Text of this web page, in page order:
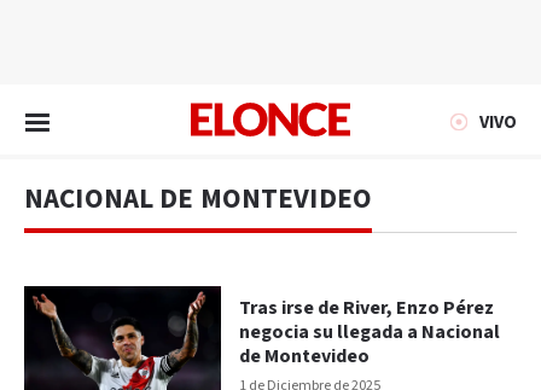
VIVO
NACIONAL DE MONTEVIDEO
1 de Diciembre de 2025
Tras irse de River, Enzo Pérez
negocia su llegada a Nacional
de Montevideo